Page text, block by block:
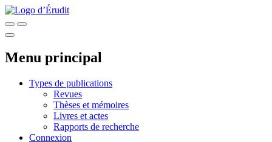
Menu principal
Types de publications
Revues
Thèses et mémoires
Livres et actes
Rapports de recherche
Connexion